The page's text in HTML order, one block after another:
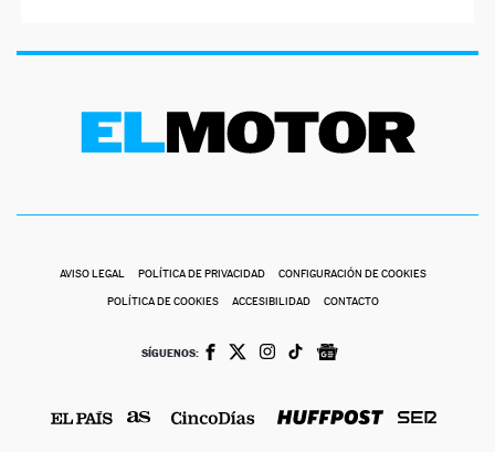
AVISO LEGAL POLÍTICA DE PRIVACIDAD CONFIGURACIÓN DE COOKIES
POLÍTICA DE COOKIES ACCESIBILIDAD CONTACTO
SÍGUENOS: